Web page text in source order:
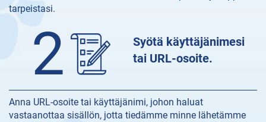
tarpeistasi.
2
Syötä käyttäjänimesi
tai URL-osoite.
Anna URL-osoite tai käyttäjänimi, johon haluat
vastaanottaa sisällön, jotta tiedämme minne lähetämme